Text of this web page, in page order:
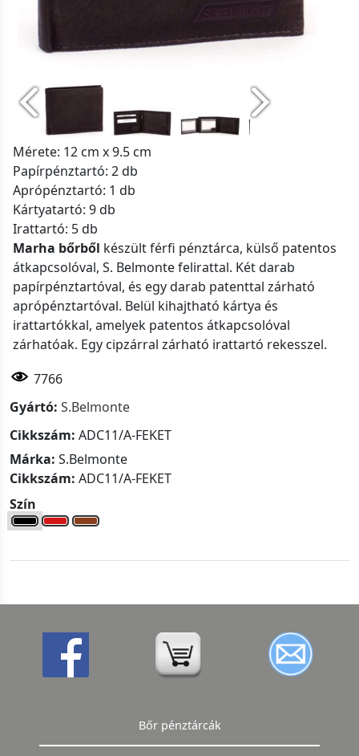
Mérete: 12 cm x 9.5 cm
Papírpénztartó: 2 db
Aprópénztartó: 1 db
Kártyatartó: 9 db
Irattartó: 5 db
Marha bőrből készült férfi pénztárca, külső patentos
átkapcsolóval, S. Belmonte felirattal. Két darab
papírpénztartóval, és egy darab patenttal zárható
aprópénztartóval. Belül kihajtható kártya és
irattartókkal, amelyek patentos átkapcsolóval
zárhatóak. Egy cipzárral zárható irattartó rekesszel.
7766
Gyártó: S.Belmonte
Cikkszám: ADC11/A-FEKET
Márka: S.Belmonte
Cikkszám: ADC11/A-FEKET
Szín
Bőr pénztárcák